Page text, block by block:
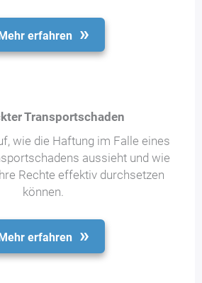
erfahren
Transportschaden
wie die Haftung im Falle eines
aussieht und wie
Rechte effektiv durchsetzen
können.
Mehr erfahren